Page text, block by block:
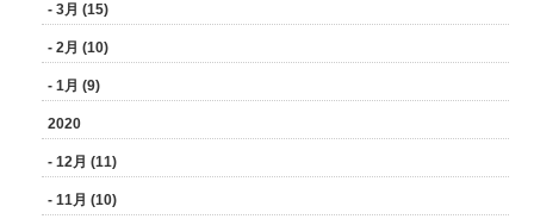
- 3月 (15)
- 2月 (10)
- 1月 (9)
2020
- 12月 (11)
- 11月 (10)